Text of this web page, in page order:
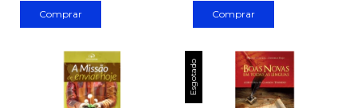
Esgotado